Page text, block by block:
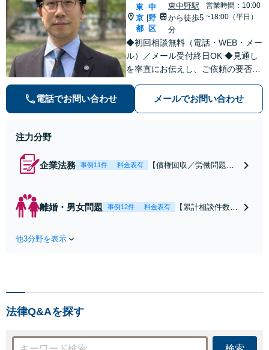
東
京
都
中
野
区
東中野駅
から徒歩5
分
営業時間：10:00
~18:00（平日）
◆初回相談無料（電話・WEB・メー
ル）／メール受付終日OK ◆見通し
を率直にお伝えし、ご依頼の要否も
解決まで弁護士本人が一貫してスピ
ーディーに対応いたします。 ◆累計
電話でお問い合わせ メールでお問い合わせ
注力分野
企業法務 事例11件 料金表有
【債権回収／労働問題／
のトラブル・会社内のト
ラブルなど、事後の解決
離婚・男女問題 事例12件 料金表有
【累計相談件数20
様の話を丁寧にう
を正確に読み取り
他3分野を表示
法律Q&Aを探す